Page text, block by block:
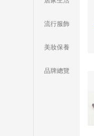
流行服飾
美妝保養
品牌總覽